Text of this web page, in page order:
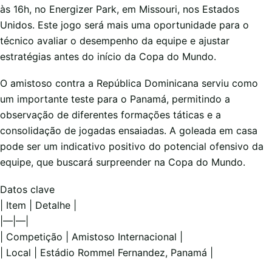
às 16h, no Energizer Park, em Missouri, nos Estados
Unidos. Este jogo será mais uma oportunidade para o
técnico avaliar o desempenho da equipe e ajustar
estratégias antes do início da Copa do Mundo.
O amistoso contra a República Dominicana serviu como
um importante teste para o Panamá, permitindo a
observação de diferentes formações táticas e a
consolidação de jogadas ensaiadas. A goleada em casa
pode ser um indicativo positivo do potencial ofensivo da
equipe, que buscará surpreender na Copa do Mundo.
Datos clave
| Item | Detalhe |
|—|—|
| Competição | Amistoso Internacional |
| Local | Estádio Rommel Fernandez, Panamá |